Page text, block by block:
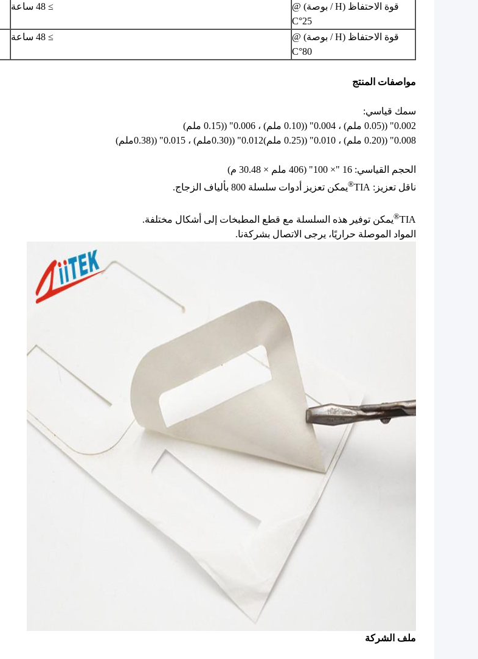
قوة الاحتفاظ (H / بوصة) @
25°C
≥ 48 ساعة
قوة الاحتفاظ (H / بوصة) @
80°C
≥ 48 ساعة
مواصفات المنتج
سمك قياسي:
0.002" ((0.05 ملم) ، 0.004" ((0.10 ملم) ، 0.006" ((0.15 ملم)
0.008" ((0.20 ملم) ، 0.010" ((0.25 ملم)0.012" ((0.30ملم) ، 0.015" ((0.38ملم)
الحجم القياسي: 16 "× 100" (406 ملم × 30.48 م)
ناقل تعزيز: TIA
®يمكن تعزيز أدوات سلسلة 800 بألياف الزجاج.
TIA
®يمكن توفير هذه السلسلة مع قطع المطبخات إلى أشكال مختلفة.
المواد الموصلة حراريًا، يرجى الاتصال بشركةنا.
ملف الشركة